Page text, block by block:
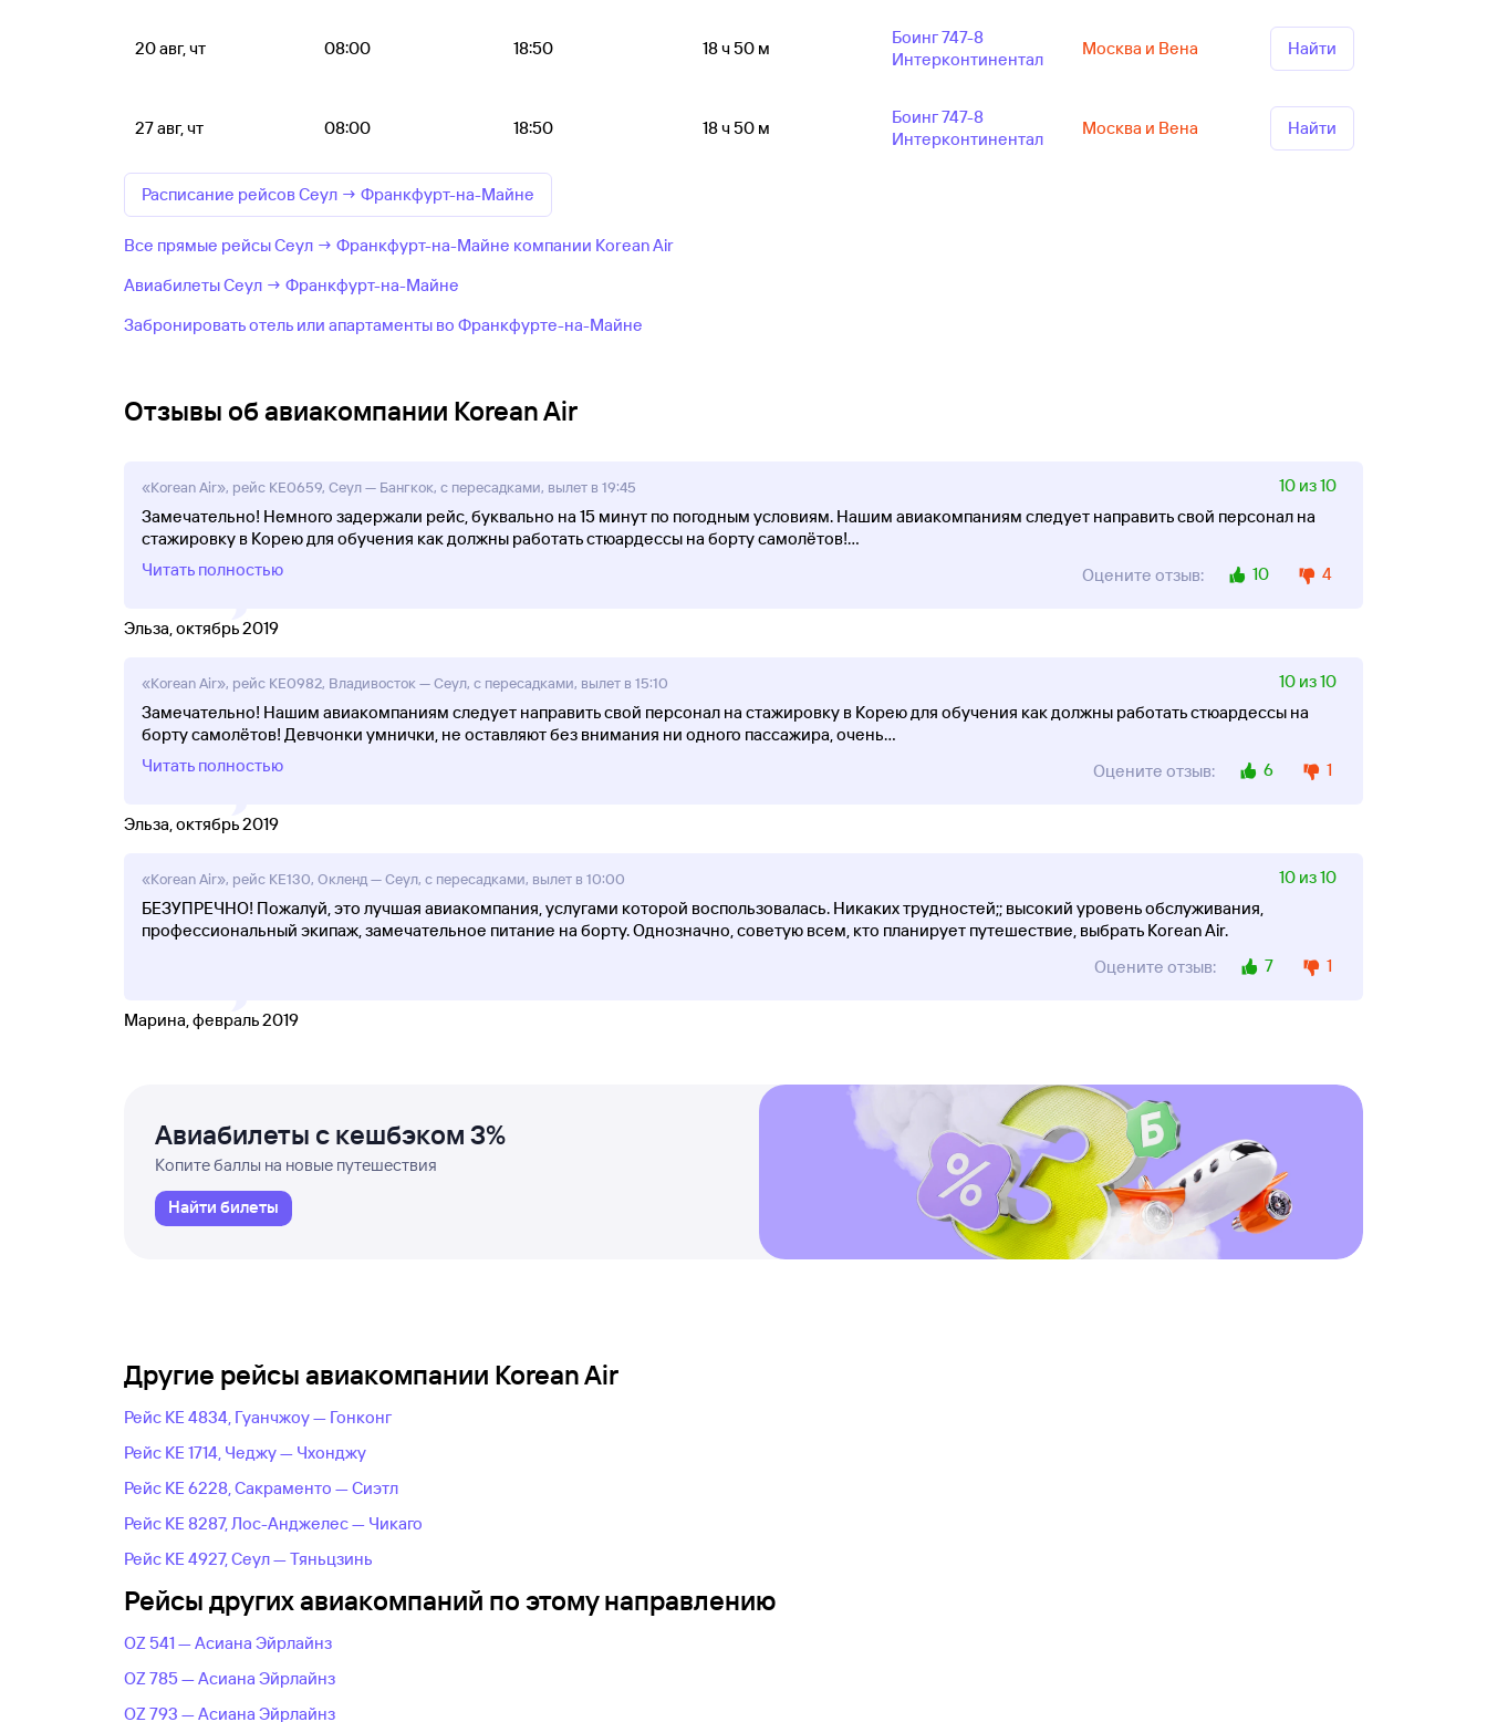
20 авг, чт 08:00 18:50 18 ч 50 м
Боинг 747-8
Интерконтинентал
Москва и Вена Найти
27 авг, чт 08:00 18:50 18 ч 50 м
Боинг 747-8
Интерконтинентал
Москва и Вена Найти
Расписание рейсов Сеул → Франкфурт-на-Майне
Все прямые рейсы Сеул → Франкфурт-на-Майне компании Korean Air
Авиабилеты Сеул → Франкфурт-на-Майне
Забронировать отель или апартаменты во Франкфурте-на-Майне
Отзывы об авиакомпании Korean Air
«Korean Air», рейс KE0659, Сеул — Бангкок, с пересадками, вылет в 19:45
10 из 10
Замечательно! Немного задержали рейс, буквально на 15 минут по погодным условиям. Нашим авиакомпаниям следует направить свой персонал на
стажировку в Корею для обучения как должны работать стюардессы на борту самолётов!...
Читать полностью
Оцените отзыв: 10 4
Эльза, октябрь 2019
«Korean Air», рейс KE0982, Владивосток — Сеул, с пересадками, вылет в 15:10
10 из 10
Замечательно! Нашим авиакомпаниям следует направить свой персонал на стажировку в Корею для обучения как должны работать стюардессы на
борту самолётов! Девчонки умнички, не оставляют без внимания ни одного пассажира, очень...
Читать полностью
Оцените отзыв: 6 1
Эльза, октябрь 2019
«Korean Air», рейс KE130, Окленд — Сеул, с пересадками, вылет в 10:00
10 из 10
БЕЗУПРЕЧНО! Пожалуй, это лучшая авиакомпания, услугами которой воспользовалась. Никаких трудностей;; высокий уровень обслуживания,
профессиональный экипаж, замечательное питание на борту. Однозначно, советую всем, кто планирует путешествие, выбрать Korean Air.
Оцените отзыв:
7 1
Марина, февраль 2019
Авиабилеты с кешбэком 3%
Копите баллы на новые путешествия
Найти билеты
Другие рейсы авиакомпании Korean Air
Рейс KE 4834, Гуанчжоу — Гонконг
Рейс KE 1714, Чеджу — Чхонджу
Рейс KE 6228, Сакраменто — Сиэтл
Рейс KE 8287, Лос-Анджелес — Чикаго
Рейс KE 4927, Сеул — Тяньцзинь
Рейсы других авиакомпаний по этому направлению
OZ 541 — Асиана Эйрлайнз
OZ 785 — Асиана Эйрлайнз
OZ 793 — Асиана Эйрлайнз